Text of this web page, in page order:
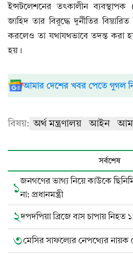
ইন্সটলেশনের তৎকালীন
জাহিদ তার বিরুদ্ধে দুর্নীতির
করলেও তা যথাযথভাবে তদন্ত করা
হয়।
আমার দেশের খবর পেতে গুগল
বিষয়: অর্থ মন্ত্রণালয় আইন
সর্বশেষ
১জনগণের ভাগ্য নিয়ে কাউকে
না: প্রধানমন্ত্রী
২দপদপিয়া ব্রিজে বাস চাপায়
৩মেসির সাফল্যের নেপথ্যের নায়ক